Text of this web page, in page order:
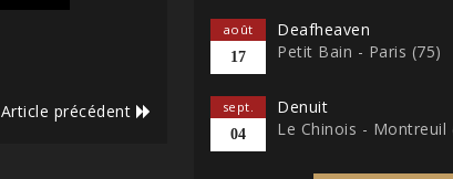
Article précédent
août
17
Deafheaven
Petit Bain - Paris (75)
sept.
04
Denuit
Le Chinois - Montreuil